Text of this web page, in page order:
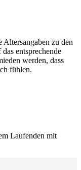
zu den
entsprechende
werden, dass
fühlen.
Laufenden mit